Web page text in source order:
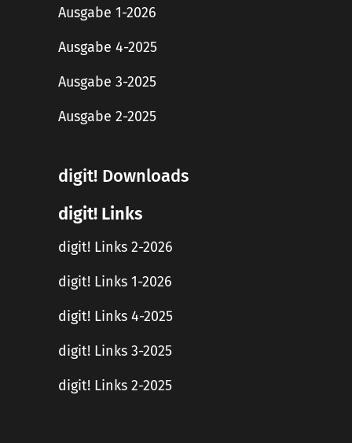
Ausgabe 1-2026
Ausgabe 4-2025
Ausgabe 3-2025
Ausgabe 2-2025
digit! Downloads
digit! Links
digit! Links 2-2026
digit! Links 1-2026
digit! Links 4-2025
digit! Links 3-2025
digit! Links 2-2025